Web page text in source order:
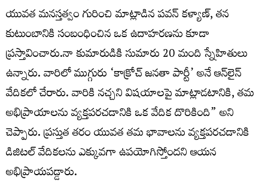
యువత మనస్తత్వం గురించి మాట్లాడిన పవన్ కళ్యాణ్, తన
కుటుంబానికి సంబంధించిన ఒక ఉదాహరణను కూడా
ప్రస్తావించారు.నా కుమారుడికి సుమారు 20 మంది స్నేహితులు
ఉన్నారు. వారిలో ముగ్గురు ‘కాక్రోచ్ జనతా పార్టీ’ అనే ఆన్‌లైన్
వేదికలో చేరారు. వారికి నచ్చని విషయాలపై మాట్లాడటానికి, తమ
అభిప్రాయాలను వ్యక్తపరచడానికి ఒక వేదిక దొరికింది” అని
చెప్పారు. ప్రస్తుత తరం యువత తమ భావాలను వ్యక్తపరచడానికి
డిజిటల్ వేదికలను ఎక్కువగా ఉపయోగిస్తోందని ఆయన
అభిప్రాయపడ్డారు.